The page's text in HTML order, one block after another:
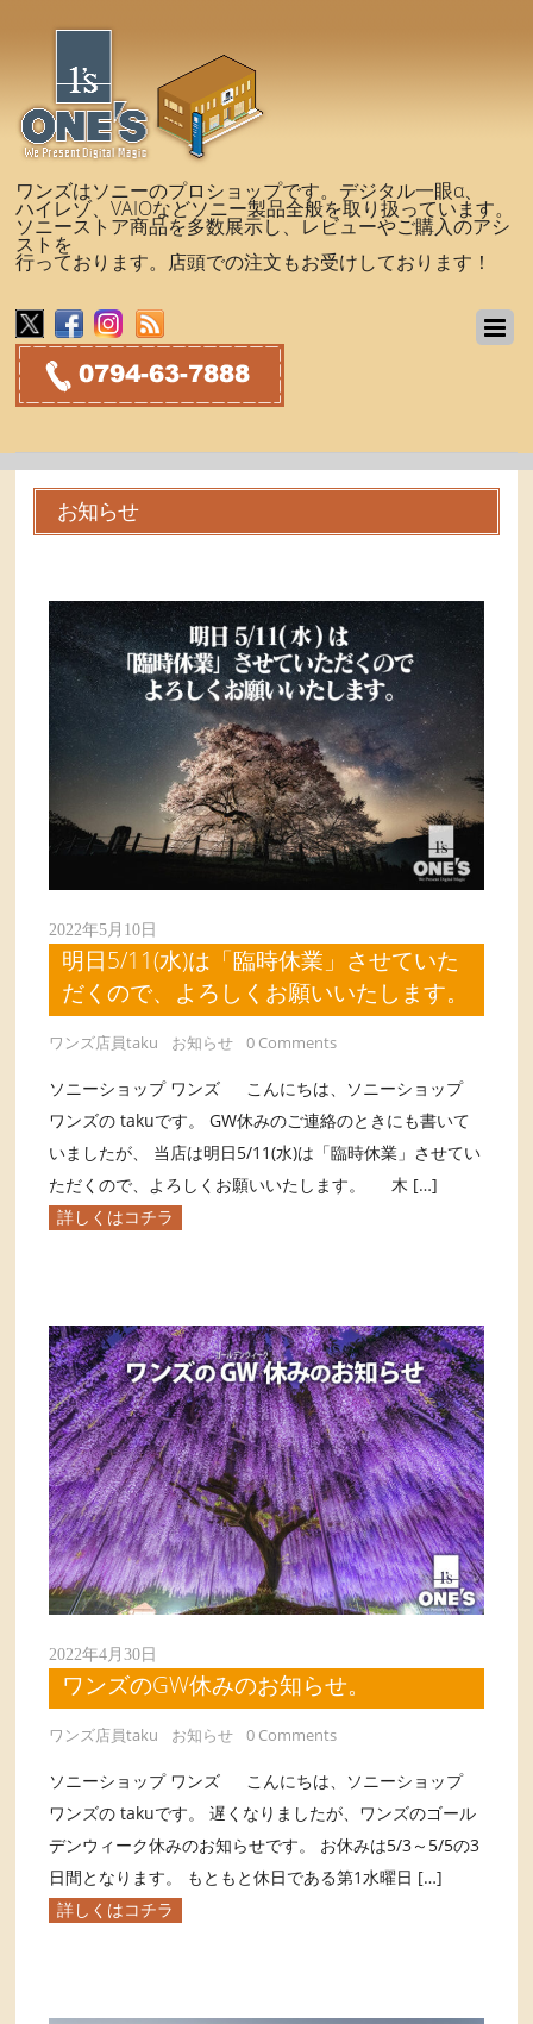
ワンズはソニーのプロショップです。デジタル一眼α、
ハイレゾ、VAIOなどソニー製品全般を取り扱っています。
ソニーストア商品を多数展示し、レビューやご購入のアシ
ストを
行っております。店頭での注文もお受けしております！
お知らせ
2022年5月10日
明日5/11(水)は「臨時休業」させていた
だくので、よろしくお願いいたします。
ワンズ店員taku お知らせ 0 Comments
ソニーショップ ワンズ こんにちは、ソニーショップ
ワンズの takuです。 GW休みのご連絡のときにも書いて
いましたが、 当店は明日5/11(水)は「臨時休業」させてい
ただくので、よろしくお願いいたします。 木 […]
詳しくはコチラ
2022年4月30日
ワンズのGW休みのお知らせ。
ワンズ店員taku お知らせ 0 Comments
ソニーショップ ワンズ こんにちは、ソニーショップ
ワンズの takuです。 遅くなりましたが、ワンズのゴール
デンウィーク休みのお知らせです。 お休みは5/3～5/5の3
日間となります。 もともと休日である第1水曜日 […]
詳しくはコチラ